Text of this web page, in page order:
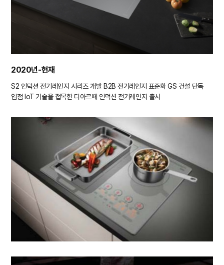
2020년-현재
S2 인덕션 전기레인지 시리즈 개발B2B 전기레인지 표준화GS 건설 단독
입점 IoT 기술을 접목한 디아르떼 인덕션 전기레인지 출시